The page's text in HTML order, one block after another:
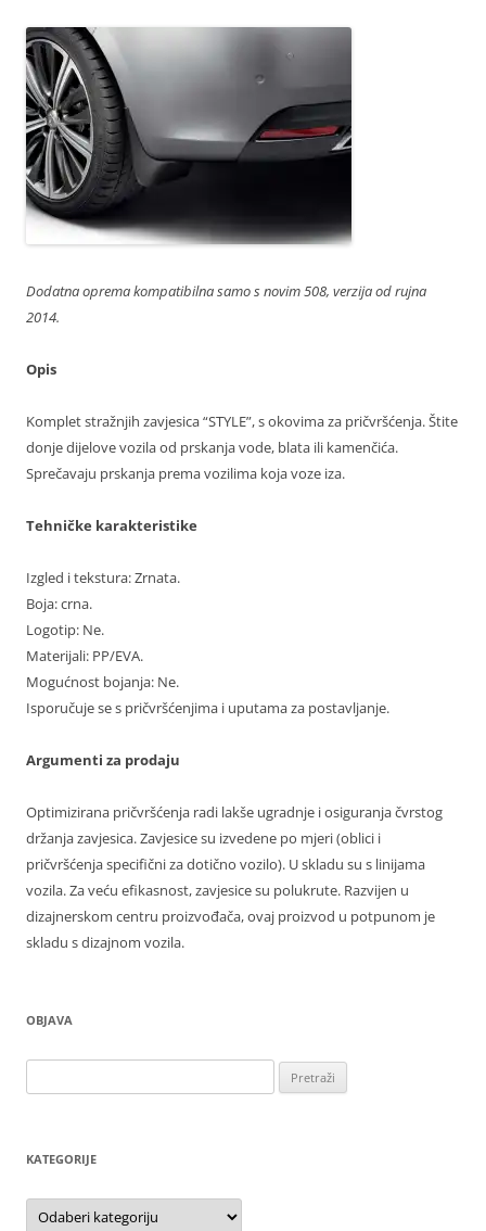
Dodatna oprema kompatibilna samo s novim 508, verzija od rujna
2014.
Opis
Komplet stražnjih zavjesica “STYLE”, s okovima za pričvršćenja. Štite
donje dijelove vozila od prskanja vode, blata ili kamenčića.
Sprečavaju prskanja prema vozilima koja voze iza.
Tehničke karakteristike
Izgled i tekstura: Zrnata.
Boja: crna.
Logotip: Ne.
Materijali: PP/EVA.
Mogućnost bojanja: Ne.
Isporučuje se s pričvršćenjima i uputama za postavljanje.
Argumenti za prodaju
Optimizirana pričvršćenja radi lakše ugradnje i osiguranja čvrstog
držanja zavjesica. Zavjesice su izvedene po mjeri (oblici i
pričvršćenja specifični za dotično vozilo). U skladu su s linijama
vozila. Za veću efikasnost, zavjesice su polukrute. Razvijen u
dizajnerskom centru proizvođača, ovaj proizvod u potpunom je
skladu s dizajnom vozila.
OBJAVA
KATEGORIJE
Kategorije